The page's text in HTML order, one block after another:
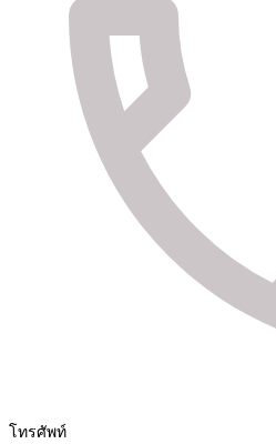
สไตล์ของคุณ
โทรศัพท์